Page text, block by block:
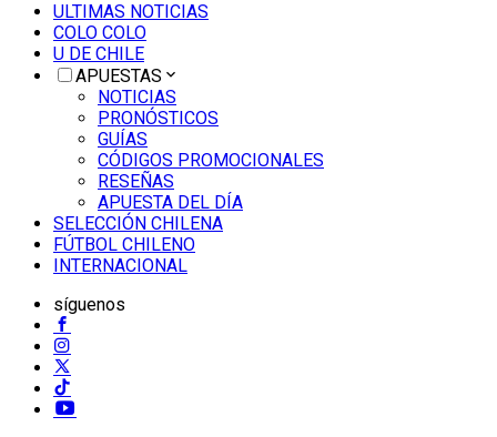
ULTIMAS NOTICIAS
COLO COLO
U DE CHILE
APUESTAS
NOTICIAS
PRONÓSTICOS
GUÍAS
CÓDIGOS PROMOCIONALES
RESEÑAS
APUESTA DEL DÍA
SELECCIÓN CHILENA
FÚTBOL CHILENO
INTERNACIONAL
síguenos